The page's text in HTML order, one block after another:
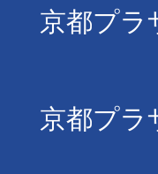
京都プラ
京都プラ